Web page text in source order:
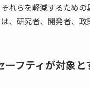
それらを軽減するため
、研究者、開発者、政
ーフティが対象と